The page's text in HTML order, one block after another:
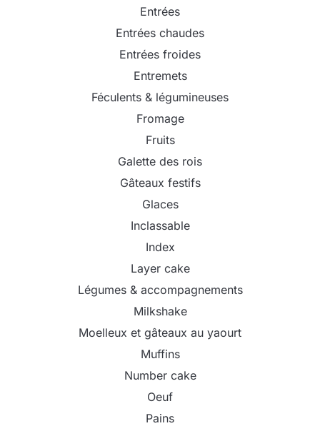
Entrées
Entrées chaudes
Entrées froides
Entremets
Féculents & légumineuses
Fromage
Fruits
Galette des rois
Gâteaux festifs
Glaces
Inclassable
Index
Layer cake
Légumes & accompagnements
Milkshake
Moelleux et gâteaux au yaourt
Muffins
Number cake
Oeuf
Pains